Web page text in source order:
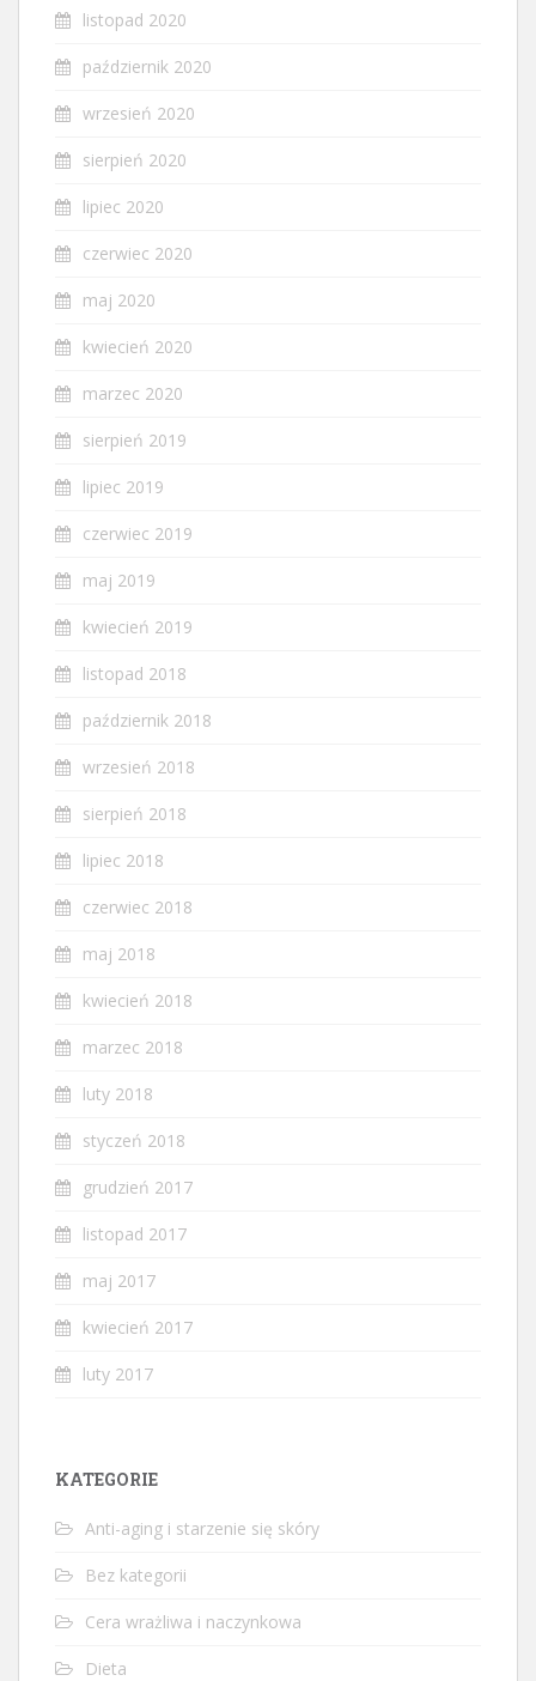
listopad 2020
październik 2020
wrzesień 2020
sierpień 2020
lipiec 2020
czerwiec 2020
maj 2020
kwiecień 2020
marzec 2020
sierpień 2019
lipiec 2019
czerwiec 2019
maj 2019
kwiecień 2019
listopad 2018
październik 2018
wrzesień 2018
sierpień 2018
lipiec 2018
czerwiec 2018
maj 2018
kwiecień 2018
marzec 2018
luty 2018
styczeń 2018
grudzień 2017
listopad 2017
maj 2017
kwiecień 2017
luty 2017
KATEGORIE
Anti-aging i starzenie się skóry
Bez kategorii
Cera wrażliwa i naczynkowa
Dieta